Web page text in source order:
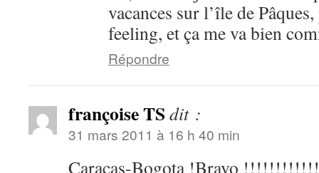
vacances sur l’île de
feeling, et ça me va bien
Répondre
françoise TS dit :
31 mars 2011 à 16 h 40 min
Caracas-Bogota !Bravo